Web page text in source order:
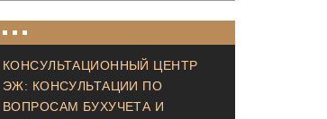
КОНСУЛЬТАЦИОННЫЙ ЦЕНТР
ЭЖ: КОНСУЛЬТАЦИИ ПО
ВОПРОСАМ БУХУЧЕТА И